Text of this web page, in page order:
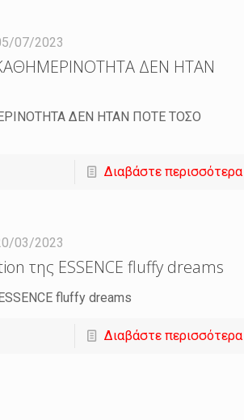
07/2023
ΔΕΝ ΗΤΑΝ
ΔΕΝ ΗΤΑΝ ΠΟΤΕ ΤΟΣΟ
Διαβάστε περισσότερα
03/2023
της ESSENCE fluffy dreams
fluffy dreams
Διαβάστε περισσότερα